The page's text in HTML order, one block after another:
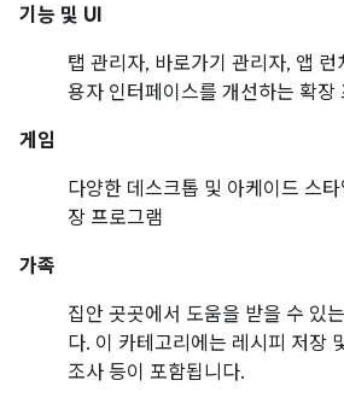
기능 및 UI
탭 관리자, 바로가기 관리자, 앱
용자 인터페이스를 개선하는 확장
게임
다양한 데스크톱 및 아케이드 스
장 프로그램
가족
집안 곳곳에서 도움을 받을 수 있
다. 이 카테고리에는 레시피 저장
조사 등이 포함됩니다.